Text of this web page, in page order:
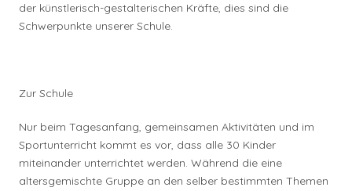
der künstlerisch-gestalterischen Kräfte, dies sind die
Schwerpunkte unserer Schule.
Zur Schule
Nur beim Tagesanfang, gemeinsamen Aktivitäten und im
Sportunterricht kommt es vor, dass alle 30 Kinder
miteinander unterrichtet werden. Während die eine
altersgemischte Gruppe an den selber bestimmten Themen